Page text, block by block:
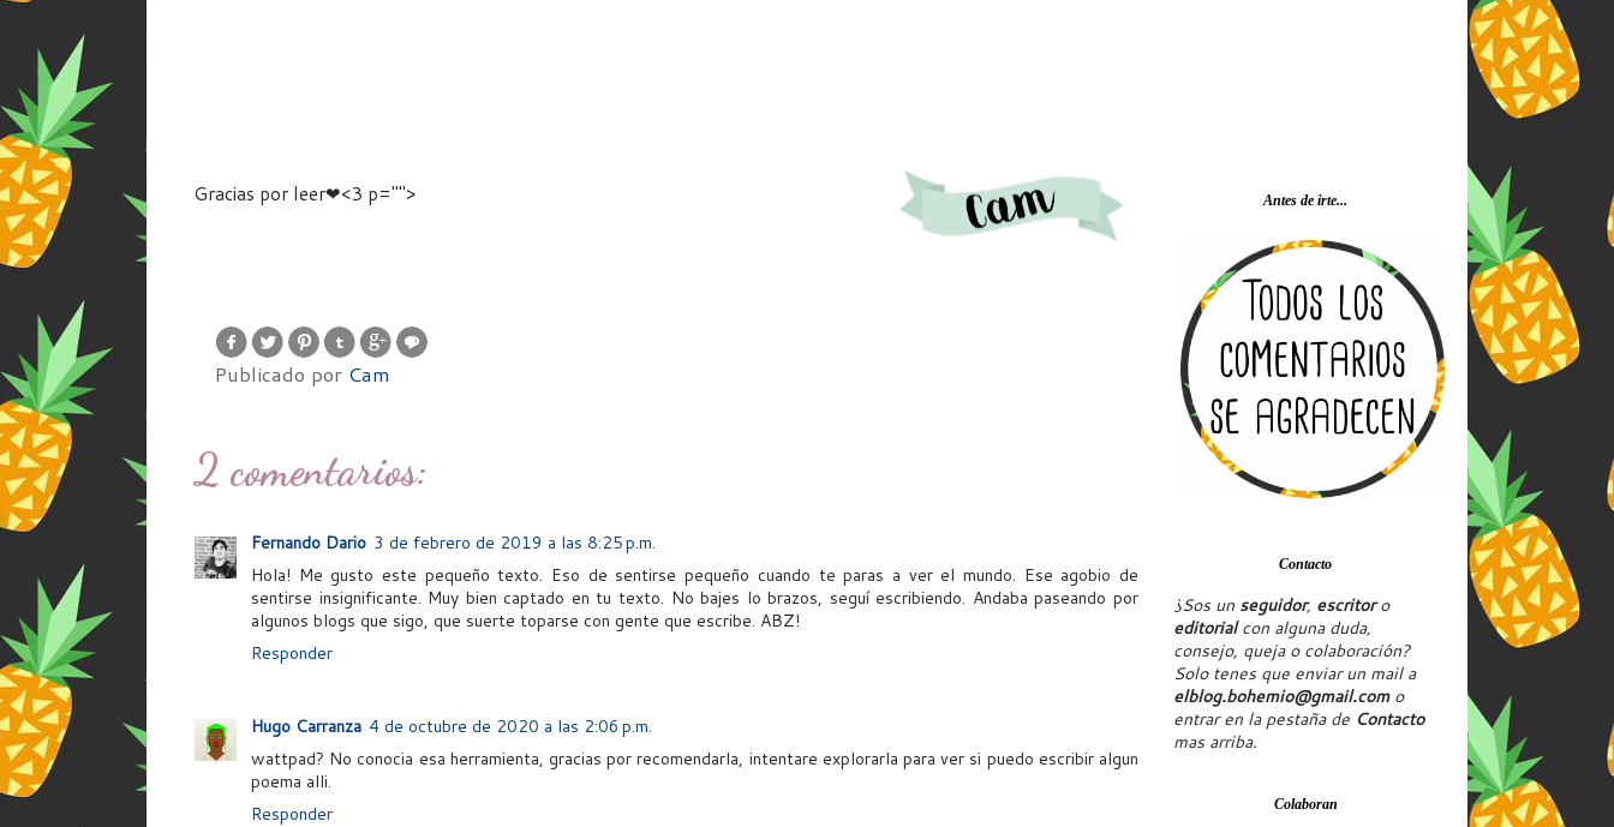
Gracias por leer❤<3 p="">
Publicado por Cam
2 comentarios:
Fernando Dario 3 de febrero de 2019 a las 8:25 p.m.
Hola! Me gusto este pequeño texto. Eso de sentirse pequeño cuando te paras a ver el mundo. Ese agobio de
sentirse insignificante. Muy bien captado en tu texto. No bajes lo brazos, seguí escribiendo. Andaba paseando por
algunos blogs que sigo, que suerte toparse con gente que escribe. ABZ!
Responder
Hugo Carranza 4 de octubre de 2020 a las 2:06 p.m.
wattpad? No conocia esa herramienta, gracias por recomendarla, intentare explorarla para ver si puedo escribir algun
poema alli.
Responder
Antes de irte...
Contacto
¿Sos un seguidor, escritoro
editorialcon alguna duda,
consejo, queja o colaboración?
Solo tenes que enviar un mail a
elblog.bohemio@gmail.como
entrar en la pestaña de Contacto
mas arriba.
Colaboran